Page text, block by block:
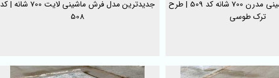
خرید فرش ماشینی مدرن 700 شانه کد 509 | طرح
ترک طوسی
جدیدترین مدل فرش ماشینی لایت 700 شانه | کد
508